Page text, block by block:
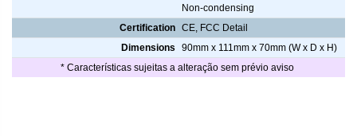
Non-condensing
Certification CE, FCC Detail
Dimensions
90mm x 111mm x 70mm (W x D x H)
* Características sujeitas a alteração sem prévio aviso